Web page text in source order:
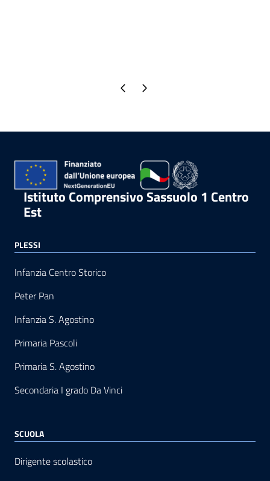
Pagina precedente
Pagina successiva
Istituto Comprensivo Sassuolo 1 Centro
Est
PLESSI
Infanzia Centro Storico
Peter Pan
Infanzia S. Agostino
Primaria Pascoli
Primaria S. Agostino
Secondaria I grado Da Vinci
SCUOLA
Dirigente scolastico